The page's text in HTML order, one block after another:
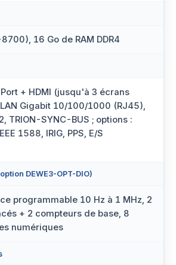
16 Go de RAM DDR4
+ HDMI (jusqu'à 3 écrans
Gigabit 10/100/1000 (RJ45),
TRION-SYNC-BUS ; options :
1588, IRIG, PPS, E/S
DEWE3-OPT-DIO)
programmable 10 Hz à 1 MHz, 2
+ 2 compteurs de base, 8
numériques